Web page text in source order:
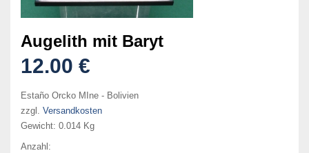
Augelith mit Baryt
12.00 €
Estaño Orcko MIne - Bolivien
zzgl. Versandkosten
Gewicht: 0.014 Kg
Anzahl: